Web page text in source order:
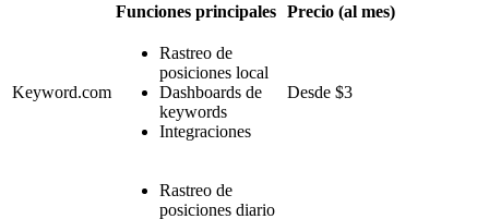
Funciones principales Precio (al mes)
Keyword.com
Rastreo de
posiciones local
Dashboards de
keywords
Integraciones
Desde $3
Rastreo de
posiciones diario